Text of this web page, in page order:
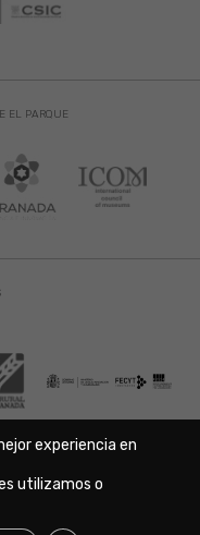
EL PARQUE
| Política de Cookies
Avda. de la Ciencia s/n
experiencia en
utilizamos o